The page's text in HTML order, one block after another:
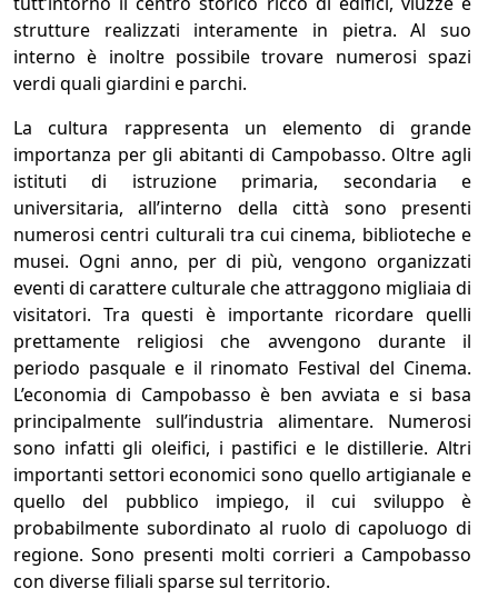
strutture realizzati interamente in pietra. Al suo
interno è inoltre possibile trovare numerosi spazi
verdi quali giardini e parchi.
La cultura rappresenta un elemento di grande
importanza per gli abitanti di Campobasso. Oltre agli
istituti di istruzione primaria, secondaria e
universitaria, all’interno della città sono presenti
numerosi centri culturali tra cui cinema, biblioteche e
musei. Ogni anno, per di più, vengono organizzati
eventi di carattere culturale che attraggono migliaia di
visitatori. Tra questi è importante ricordare quelli
prettamente religiosi che avvengono durante il
periodo pasquale e il rinomato Festival del Cinema.
L’economia di Campobasso è ben avviata e si basa
principalmente sull’industria alimentare. Numerosi
sono infatti gli oleifici, i pastifici e le distillerie. Altri
importanti settori economici sono quello artigianale e
quello del pubblico impiego, il cui sviluppo è
probabilmente subordinato al ruolo di capoluogo di
regione. Sono presenti molti corrieri a Campobasso
con diverse filiali sparse sul territorio.